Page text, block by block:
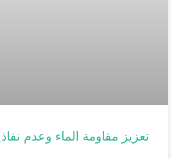
تعزيز مقاومة الماء وعدم